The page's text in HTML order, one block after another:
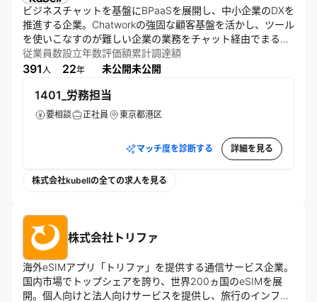
魂洋才の精神があります。
海外の優れたものを取り入れ、日本のプロジェクトに合わせ
て磨き込み、組み合わせ、より良い形にして社会へ実装して
いく力があります。
AI時代においても、日本はもう一度、世界に誇れる価値を生
グレーションの時代に新しい形で発揮できる。私たちは本気
でそう信じています。
当社は、AIインテグレーターとして、AIという技術と、プロ
ジェクトを動かす人間力を掛け合わせ、日本の産業をもう一
のスローガンのように感じるかもしれません。けれど私たち
ちだけで成し遂げることはできません。同じ想いを持つ仲間
とともに、次の時代をつくっていきたい。
当社の仲間として、私たちと一緒に成し遂げませんか。
ビジネスチャットを基盤にBPaaSを展開し、中小企業のDXを
推進する企業。Chatworkの強固な顧客基盤を活かし、ツール
を使いこなすのが難しい企業の業務をチャット経由でまるご
と代行。「働くをもっと楽しく、創造的に」を掲げ、誰もが
クリエイティブな業務に集中し、一歩先の働き方を叶えられ
従業員数
391人
設立年数
22年
評価額
未公開
累計調達額
未公開
1401_労務担当
要相談 正社員 東京都港区
マッチ度を診断する 詳細を見る
株式会社kubellの全ての求人を見る
株式会社トリファ
海外eSIMアプリ「トリファ」を提供する通信サービス企業。
国内市場でトップシェアを誇り、世界200ヵ国のeSIMを展
開。個人向けと法人向けサービスを提供し、旅行のインフラ